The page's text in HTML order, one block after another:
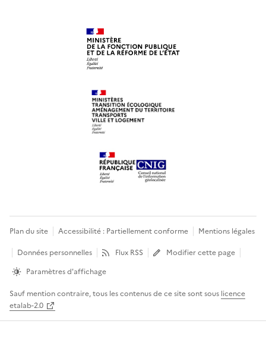
Plan du site Accessibilité : Partiellement conforme
Mentions légales
Données personnelles
Flux RSS
Modifier cette page
Paramètres d'affichage
Sauf mention contraire, tous les contenus de ce site sont sous licence
etalab-2.0